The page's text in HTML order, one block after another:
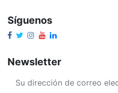
Síguenos
Newsletter